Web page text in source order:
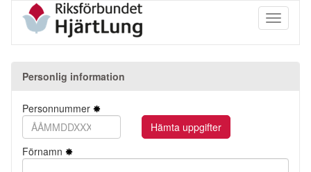
Toggle
Personlig information
Personnummer
Förnamn